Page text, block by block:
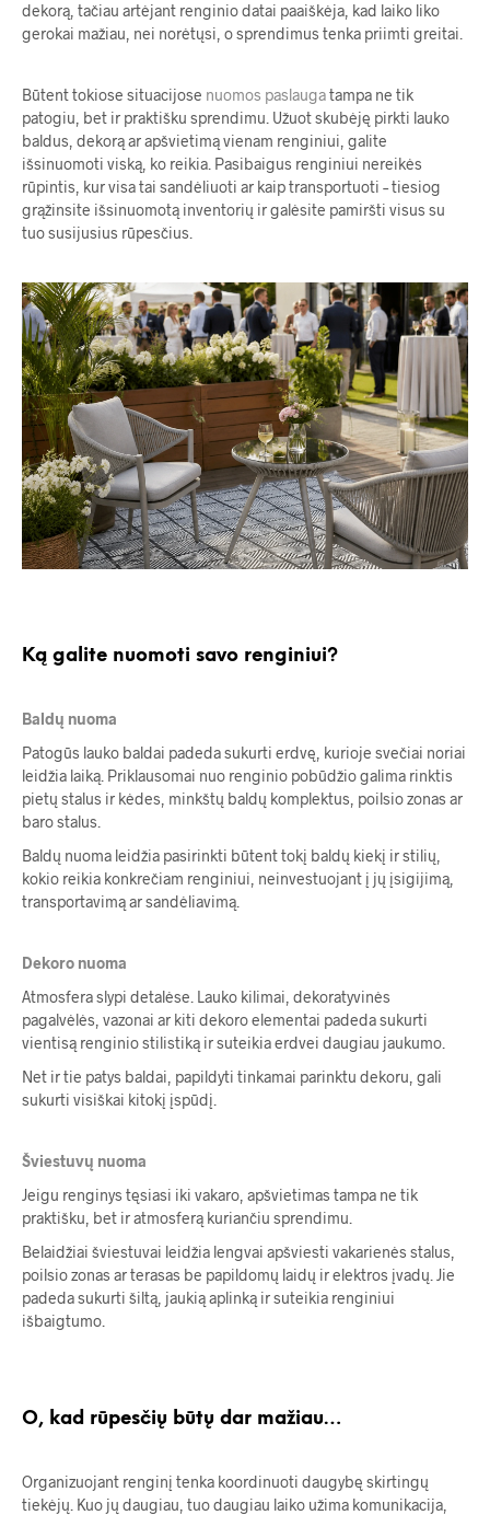
dekorą, tačiau artėjant renginio datai paaiškėja, kad laiko liko
gerokai mažiau, nei norėtųsi, o sprendimus tenka priimti greitai.
Būtent tokiose situacijose nuomos paslaugatampa ne tik
patogiu, bet ir praktišku sprendimu. Užuot skubėję pirkti lauko
baldus, dekorą ar apšvietimą vienam renginiui, galite
išsinuomoti viską, ko reikia. Pasibaigus renginiui nereikės
rūpintis, kur visa tai sandėliuoti ar kaip transportuoti – tiesiog
grąžinsite išsinuomotą inventorių ir galėsite pamiršti visus su
tuo susijusius rūpesčius.
Ką galite nuomoti savo renginiui?
Baldų nuoma
Patogūs lauko baldai padeda sukurti erdvę, kurioje svečiai noriai
leidžia laiką. Priklausomai nuo renginio pobūdžio galima rinktis
pietų stalus ir kėdes, minkštų baldų komplektus, poilsio zonas ar
baro stalus.
Baldų nuoma leidžia pasirinkti būtent tokį baldų kiekį ir stilių,
kokio reikia konkrečiam renginiui, neinvestuojant į jų įsigijimą,
transportavimą ar sandėliavimą.
Dekoro nuoma
Atmosfera slypi detalėse. Lauko kilimai, dekoratyvinės
pagalvėlės, vazonai ar kiti dekoro elementai padeda sukurti
vientisą renginio stilistiką ir suteikia erdvei daugiau jaukumo.
Net ir tie patys baldai, papildyti tinkamai parinktu dekoru, gali
sukurti visiškai kitokį įspūdį.
Šviestuvų nuoma
Jeigu renginys tęsiasi iki vakaro, apšvietimas tampa ne tik
praktišku, bet ir atmosferą kuriančiu sprendimu.
Belaidžiai šviestuvai leidžia lengvai apšviesti vakarienės stalus,
poilsio zonas ar terasas be papildomų laidų ir elektros įvadų. Jie
padeda sukurti šiltą, jaukią aplinką ir suteikia renginiui
išbaigtumo.
O, kad rūpesčių būtų dar mažiau…
Organizuojant renginį tenka koordinuoti daugybę skirtingų
tiekėjų. Kuo jų daugiau, tuo daugiau laiko užima komunikacija,